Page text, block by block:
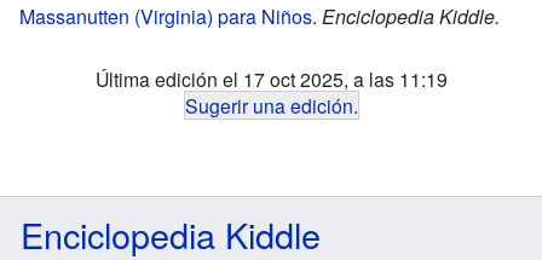
Massanutten (Virginia) para Niños. Enciclopedia Kiddle.
Última edición el 17 oct 2025, a las 11:19
Sugerir una edición.
Enciclopedia Kiddle